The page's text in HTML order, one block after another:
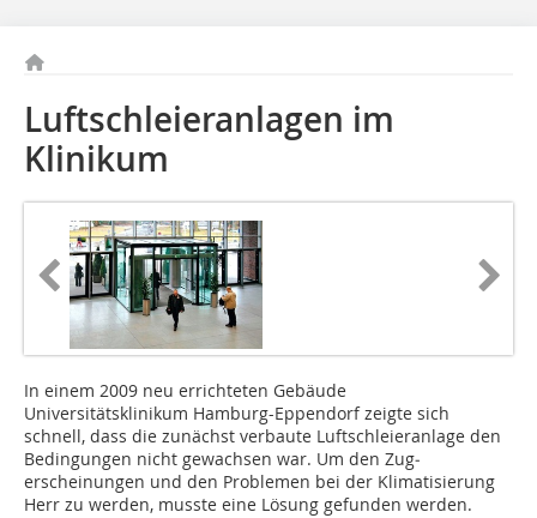
Luftschleieranlagen im
Klinikum
In einem 2009 neu errichteten Gebäude
Universitätsklinikum Hamburg-Eppendorf zeigte sich
schnell, dass die zunächst verbaute Luftschleieranlage den
Bedingungen nicht gewachsen war. Um den Zug­
erscheinungen und den Problemen bei der Klimatisierung
Herr zu werden, musste eine Lösung gefunden werden.